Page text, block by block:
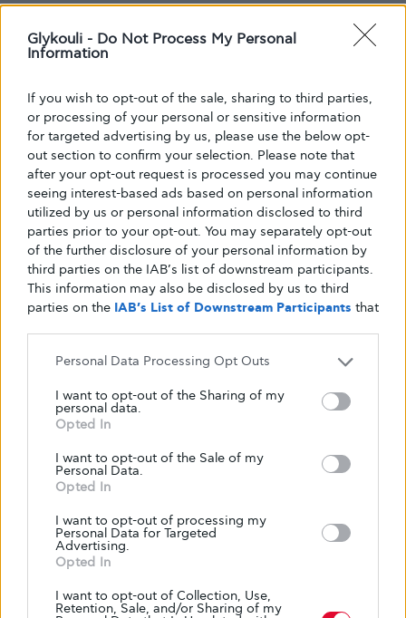
Glykouli - Do Not Process My Personal
Information
If you wish to opt-out of the sale, sharing to third parties,
or processing of your personal or sensitive information
for targeted advertising by us, please use the below opt-
out section to confirm your selection. Please note that
after your opt-out request is processed you may continue
seeing interest-based ads based on personal information
utilized by us or personal information disclosed to third
parties prior to your opt-out. You may separately opt-out
of the further disclosure of your personal information by
third parties on the IAB’s list of downstream participants.
This information may also be disclosed by us to third
parties on the IAB’s List of Downstream Participants that
Personal Data Processing Opt Outs
I want to opt-out of the Sharing of my
personal data.
Opted In
I want to opt-out of the Sale of my
Personal Data.
Opted In
I want to opt-out of processing my
Personal Data for Targeted
Advertising.
Opted In
I want to opt-out of Collection, Use,
Retention, Sale, and/or Sharing of my
πτώμα….. Τερμάτισε και ήμουν σχεδόν δίπλα.
«Τέλειο το συναίσθημα» σκέφτηκα αλλά…
έμεναν άλλα 10 χιλιόμετρα!
Τελευταίο loop και πλέον τραγουδάω το… “My
Way” του Σινατρα.
Τελευταία μέτρα! Η Φωτεινή, ο Ηλίας και ο
Μιχάλης να φωνάζουν σαν τρελοί: «Το έκανες,
το κατάφερες».
Και ΝΑΙ, τερμάτισα, με μια μικρή ελληνική
σημαιούλα, που μου έδωσε ο Ιορδάνης
Παπαδόπουλος και ΝΑΙ είμαιο πρώτος
διαβητικός Έλληνας που κάνει αυτό τον
αγώνα
Και γιατί σας κουράζω με όλα αυτά; Για έναν
και μόνο λόγο.
Έστω και έναν διαβητικό που φοβάται να
Έστω και μία οικογένεια μεδιαβητικό παιδί
μάθει τι έκανα και να αφήσουν τα παιδιά τους
να ασχοληθούν και να αγαπήσουν τον
αθλητισμό και να ζήσουν μια υγιή ζωή. Γι
αυτό!
προανέφερα, θέλω να ευχαριστήσω ιδιαίτερα